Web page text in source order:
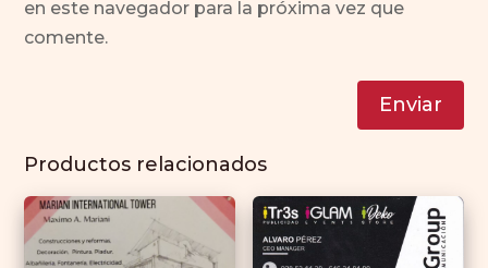
en este navegador para la próxima vez que
comente.
Enviar
Productos relacionados